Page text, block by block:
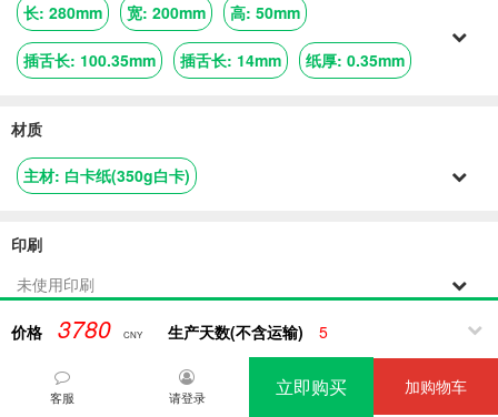
长: 280mm 宽: 200mm 高: 50mm
插舌长: 100.35mm 插舌长: 14mm 纸厚: 0.35mm
材质
主材: 白卡纸(350g白卡)
印刷
未使用印刷
工艺
覆光膜 品检
价格 3780 CNY 生产天数(不含运输) 5
客服 请登录 立即购买 加购物车